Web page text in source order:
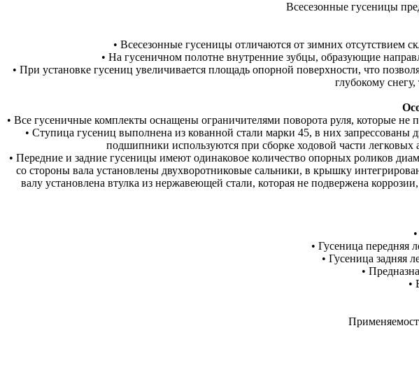
Всесезонные гусеницы
• Всесезонные гусеницы отличаются от зимних отсутствием
• На гусеничном полотне внутренние зубцы, образующие
• При установке гусениц увеличивается площадь опорной поверхности, что
глубокому
• Все гусеничные комплекты оснащены ограничителями поворота руля, которые
• Ступица гусениц выполнена из кованной стали марки 45, в них
подшипники используются при сборке ходовой части
• Передние и задние гусеницы имеют одинаковое количество опорных роликов
со стороны вала установлены двухворотниковые сальники, в крышку
валу установлена втулка из нержавеющей стали, которая не подвержена
• Гусеница передняя
• Гусеница задняя
•
•